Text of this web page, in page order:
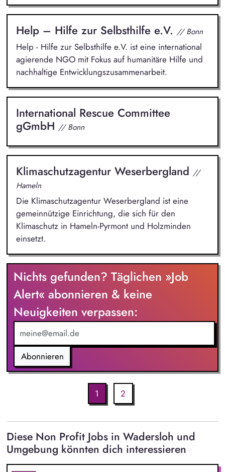
Help – Hilfe zur Selbsthilfe e.V. // Bonn
Help - Hilfe zur Selbsthilfe e.V. ist eine international
agierende NGO mit Fokus auf humanitäre Hilfe und
nachhaltige Entwicklungszusammenarbeit.
International Rescue Committee
gGmbH // Bonn
Klimaschutzagentur Weserbergland //
Hameln
Die Klimaschutzagentur Weserbergland ist eine
gemeinnützige Einrichtung, die sich für den
Klimaschutz in Hameln-Pyrmont und Holzminden
einsetzt.
Nichts gefunden? Täglichen »Job
Alert« abonnieren & keine
Neuigkeiten verpassen:
Abonnieren
1 2
Diese Non Profit Jobs in Wadersloh und
Umgebung könnten dich interessieren